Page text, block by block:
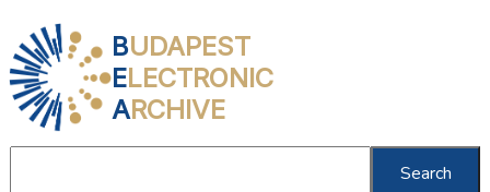
BUDAPEST
ELECTRONIC
ARCHIVE
Search